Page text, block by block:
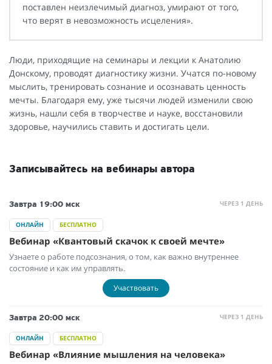
поставлен неизлечимый диагноз, умирают от того,
что верят в невозможность исцеления».
Люди, приходящие на семинары и лекции к Анатолию
Донскому, проводят диагностику жизни. Учатся по-новому
мыслить, тренировать сознание и осознавать ценность
мечты. Благодаря ему, уже тысячи людей изменили свою
жизнь, нашли себя в творчестве и науке, восстановили
здоровье, научились ставить и достигать цели.
Записывайтесь на вебинары автора
ЧЕРЕЗ 1 ДЕНЬ
Завтра 19:00 мск
ОНЛАЙН БЕСПЛАТНО
Вебинар «Квантовый скачок к своей мечте»
Узнаете о работе подсознания, о том, как важно внутреннее
состояние и как им управлять.
Участвовать
ЧЕРЕЗ 1 ДЕНЬ
Завтра 20:00 мск
ОНЛАЙН БЕСПЛАТНО
Вебинар «Влияние мышления на человека»